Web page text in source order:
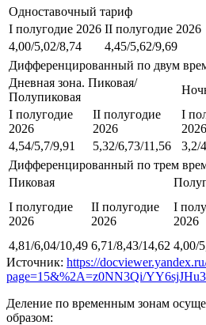
Одноставочный тариф
I полугодие 2026 II полугодие 2026
4,00/5,02/8,74
4,45/5,62/9,69
Дифференцированный по двум
Дневная зона. Пиковая/
Полупиковая
I полугодие
2026
II полугодие
2026
I
2026
4,54/5,7/9,91
5,32/6,73/11,56 3,2/
Дифференцированный по трем
Пиковая
I полугодие
2026
II полугодие
2026
I
2026
4,81/6,04/10,49 6,71/8,43/14,62 4,00/
Источник: https://
page=15&%2A=z0NN3Qi/
Деление по временным зонам
образом: